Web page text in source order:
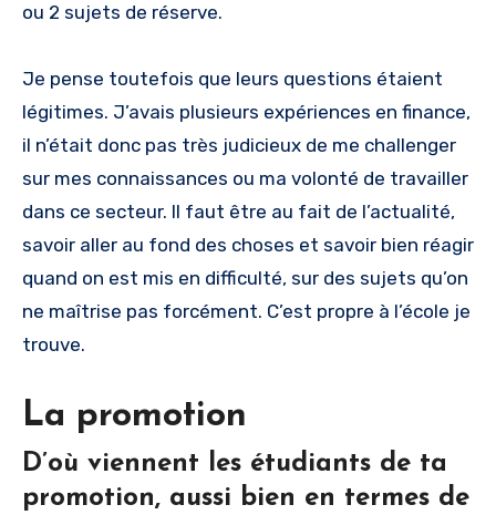
ou 2 sujets de réserve.
Je pense toutefois que leurs questions étaient
légitimes. J’avais plusieurs expériences en finance,
il n’était donc pas très judicieux de me challenger
sur mes connaissances ou ma volonté de travailler
dans ce secteur. Il faut être au fait de l’actualité,
savoir aller au fond des choses et savoir bien réagir
quand on est mis en difficulté, sur des sujets qu’on
ne maîtrise pas forcément. C’est propre à l’école je
trouve.
La promotion
D’où viennent les étudiants de ta
promotion, aussi bien en termes de